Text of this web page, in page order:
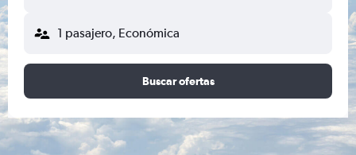
1 pasajero, Económica
Buscar ofertas